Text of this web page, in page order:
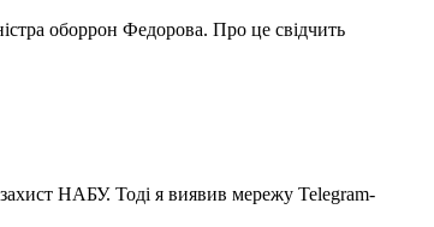
оборрон Федорова. Про це свідчить
НАБУ. Тоді я виявив мережу Telegram-